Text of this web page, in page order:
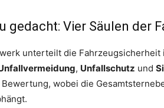
gedacht: Vier Säulen der
unterteilt die
, Unfallschutz und
wobei die